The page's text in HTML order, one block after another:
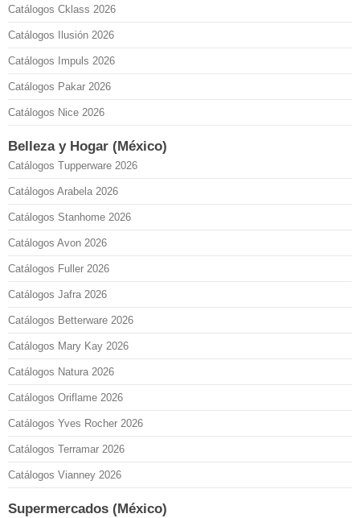
Catálogos Cklass 2026
Catálogos Ilusión 2026
Catálogos Impuls 2026
Catálogos Pakar 2026
Catálogos Nice 2026
Belleza y Hogar (México)
Catálogos Tupperware 2026
Catálogos Arabela 2026
Catálogos Stanhome 2026
Catálogos Avon 2026
Catálogos Fuller 2026
Catálogos Jafra 2026
Catálogos Betterware 2026
Catálogos Mary Kay 2026
Catálogos Natura 2026
Catálogos Oriflame 2026
Catálogos Yves Rocher 2026
Catálogos Terramar 2026
Catálogos Vianney 2026
Supermercados (México)